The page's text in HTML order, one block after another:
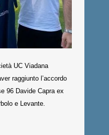
UC Viadana
raggiunto l’accordo
96 Davide Capra ex
e Levante.